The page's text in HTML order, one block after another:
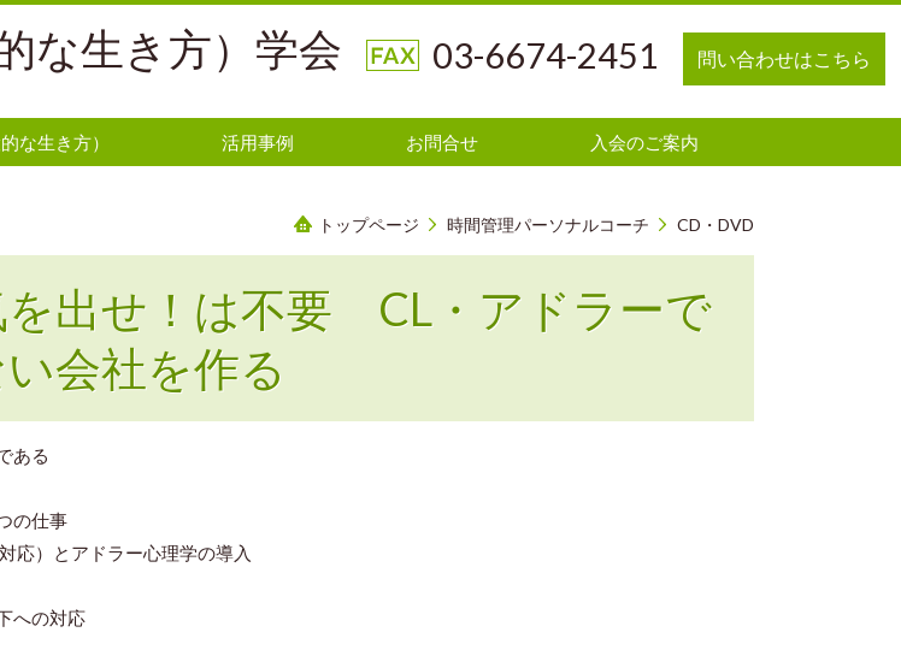
な生き方）学会 03-6674-2451 問い合わせはこちら
な生き方） 活用事例 お問合せ 入会のご案内
トップページ 時間管理パーソナルコーチ CD・DVD
出せ！は不要 CL・アドラーで
い会社を作る
ある
の仕事
応）とアドラー心理学の導入
への対応